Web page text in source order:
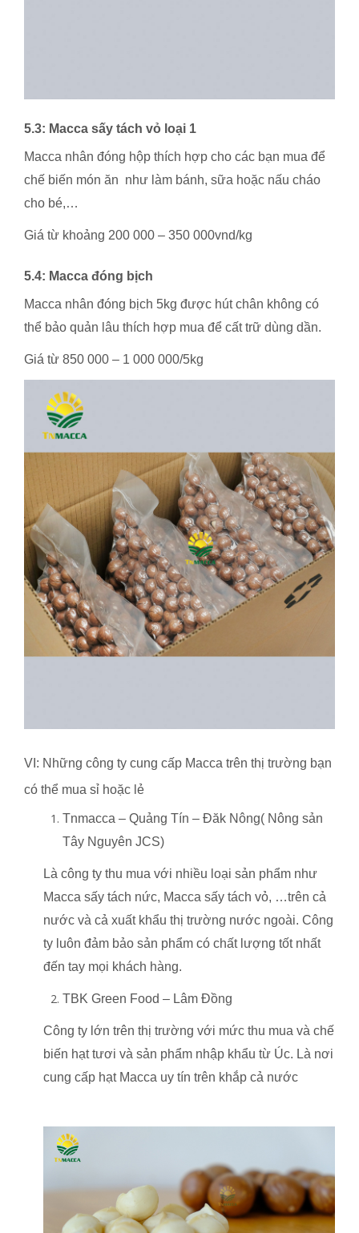
5.3: Macca sấy tách vỏ loại 1
Macca nhân đóng hộp thích hợp cho các bạn mua để
chế biến món ăn như làm bánh, sữa hoặc nấu cháo
cho bé,…
Giá từ khoảng 200 000 – 350 000vnd/kg
5.4: Macca đóng bịch
Macca nhân đóng bịch 5kg được hút chân không có
thể bảo quản lâu thích hợp mua để cất trữ dùng dần.
Giá từ 850 000 – 1 000 000/5kg
VI: Những công ty cung cấp Macca trên thị trường bạn
có thể mua sỉ hoặc lẻ
Tnmacca – Quảng Tín – Đăk Nông( Nông sản
Tây Nguyên JCS)
Là công ty thu mua với nhiều loại sản phẩm như
Macca sấy tách nức, Macca sấy tách vỏ, …trên cả
nước và cả xuất khẩu thị trường nước ngoài. Công
ty luôn đảm bảo sản phẩm có chất lượng tốt nhất
đến tay mọi khách hàng.
TBK Green Food – Lâm Đồng
Công ty lớn trên thị trường với mức thu mua và chế
biến hạt tươi và sản phẩm nhập khẩu từ Úc. Là nơi
cung cấp hạt Macca uy tín trên khắp cả nước